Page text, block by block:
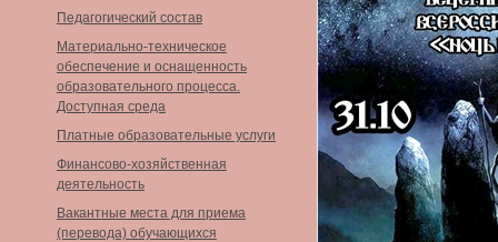
Педагогический состав
Материально-техническое
обеспечение и оснащенность
образовательного процесса.
Доступная среда
Платные образовательные услуги
Финансово-хозяйственная
деятельность
Вакантные места для приема
(перевода) обучающихся